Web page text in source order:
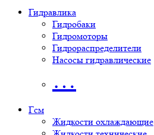
Гидравлика
Гидробаки
Гидромоторы
Гидрораспределители
Насосы гидравлические
…
Гсм
Жидкости охлаждающие